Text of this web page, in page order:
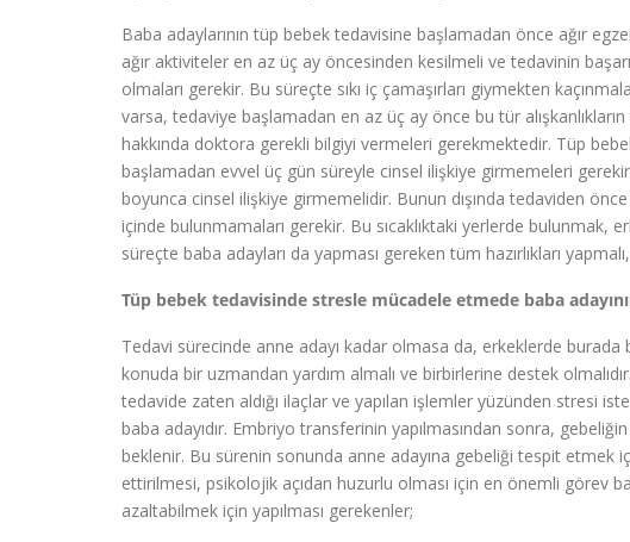
Baba adaylarının tüp bebek tedavisine başlamadan önce ağır
ağır aktiviteler en az üç ay öncesinden kesilmeli ve tedavinin
olmaları gerekir. Bu süreçte sıkı iç çamaşırları giymekten
varsa, tedaviye başlamadan en az üç ay önce bu tür alışkanlıkların
hakkında doktora gerekli bilgiyi vermeleri gerekmektedir. Tüp
başlamadan evvel üç gün süreyle cinsel ilişkiye girmemeleri
boyunca cinsel ilişkiye girmemelidir. Bunun dışında tedaviden
içinde bulunmamaları gerekir. Bu sıcaklıktaki yerlerde bulunmak,
süreçte baba adayları da yapması gereken tüm hazırlıkları
Tüp bebek tedavisinde stresle mücadele etmede baba
Tedavi sürecinde anne adayı kadar olmasa da, erkeklerde
konuda bir uzmandan yardım almalı ve birbirlerine destek
tedavide zaten aldığı ilaçlar ve yapılan işlemler yüzünden stresi
baba adayıdır. Embriyo transferinin yapılmasından sonra,
beklenir. Bu sürenin sonunda anne adayına gebeliği tespit etmek
ettirilmesi, psikolojik açıdan huzurlu olması için en önemli görev
azaltabilmek için yapılması gerekenler;